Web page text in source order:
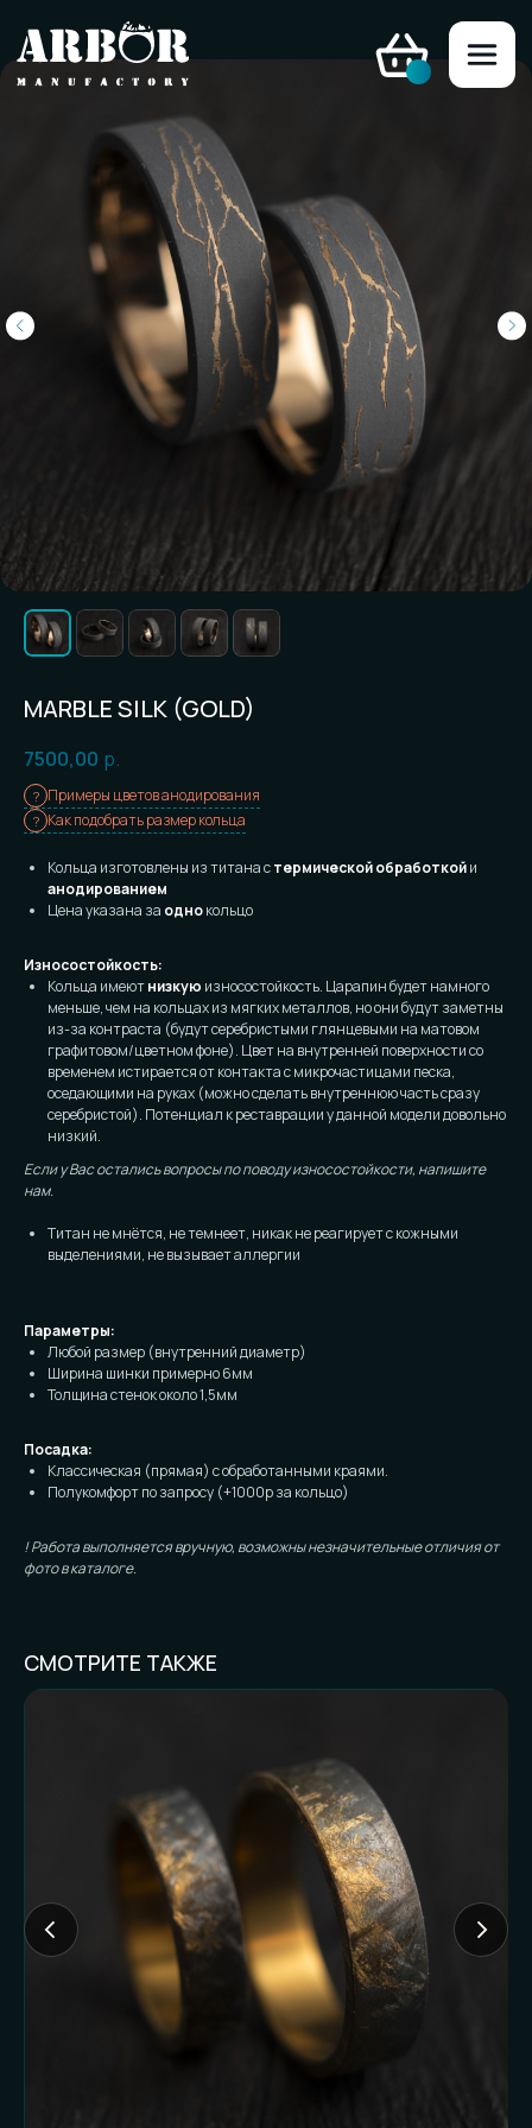
MARBLE SILK (GOLD)
7500,00 р.
Примеры цветов анодирования
Как подобрать размер кольца
Кольца изготовлены из титана стермической обработкойи
анодированием
Цена указана за однокольцо
Износостойкость:
Кольца имеютнизкую износостойкость. Царапин будет намного
меньше, чем на кольцах из мягких металлов, но они будут заметны
из-за контраста (будут серебристыми глянцевыми на матовом
графитовом/цветном фоне). Цвет на внутренней поверхности со
временем истирается от контакта с микрочастицами песка,
оседающими на руках (можно сделать внутреннюю часть сразу
серебристой). Потенциал к реставрации у данной модели довольно
низкий.
Если у Вас остались вопросы по поводу износостойкости, напишите
нам.
Титан не мнётся, не темнеет, никак не реагирует с кожными
выделениями, не вызывает аллергии
Параметры:
Любой размер (внутренний диаметр)
Ширина шинки примерно 6мм
Толщина стенок около 1,5мм
Посадка:
Классическая (прямая) с обработанными краями.
Полукомфорт по запросу (+1000р за кольцо)
! Работа выполняется вручную, возможны незначительные отличия от
фото в каталоге.
СМОТРИТЕ ТАКЖЕ
Частые вопросы (и честные
ответы):
FAQ И ГОТОВНОСТЬ
К ЗАКАЗУ
Доставляете ли
наложенным